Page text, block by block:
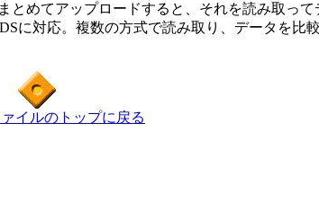
めてアップロードすると、それを読み取って
に対応。複数の方式で読み取り、データを
イルのトップに戻る